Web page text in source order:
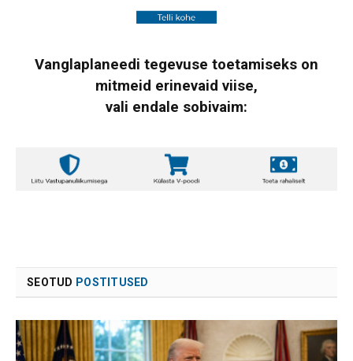
Vanglaplaneedi tegevuse toetamiseks on
mitmeid erinevaid viise,
vali endale sobivaim:
SEOTUD POSTITUSED